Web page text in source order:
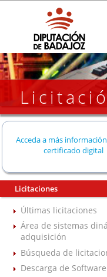
Acceda a más
certificado digital
Licitaciones
Últimas licitaciones
Área de sistemas
adquisición
Búsqueda de
Descarga de Software